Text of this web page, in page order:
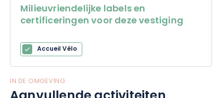
Milieuvriendelijke labels en
certificeringen voor deze vestiging
Accueil Vélo
IN DE OMGEVING